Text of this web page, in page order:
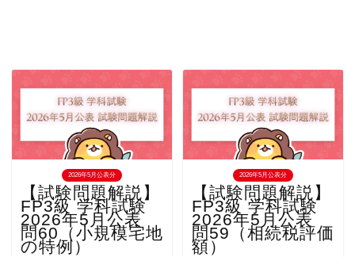
2026年5月公表分
【試験問題解説】
FP3級 学科試験
2026年5月公表
問60（小規模宅地
の特例）
2026年5月公表分
【試験問題解説】
FP3級 学科試験
2026年5月公表
問59（相続税評価
額）